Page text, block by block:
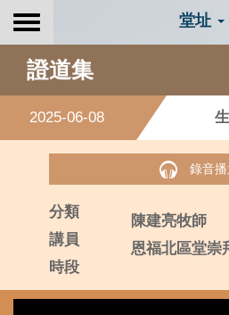
Toggle
堂址
證道集
2025-06-08
錄音
分類
講員
時段
陳建亮牧師
恩福北區堂崇